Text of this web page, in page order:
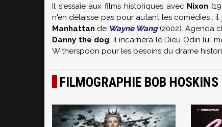
Il s'essaie aux films historiques avec Nixon
n'en délaisse pas pour autant les comédies : il
Manhattan de Wayne Wang(2002). Agenda
Danny the dog, il incarnera le Dieu Odin lui-
Witherspoon pour les besoins du drame
FILMOGRAPHIE BOB HOSKINS